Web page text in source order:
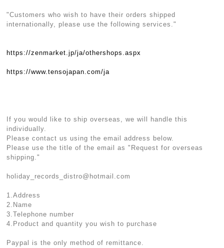
"Customers who wish to have their orders shipped
internationally, please use the following services."
https://zenmarket.jp/ja/othershops.aspx
https://www.tensojapan.com/ja
If you would like to ship overseas, we will handle this
individually.
Please contact us using the email address below.
Please use the title of the email as "Request for overseas
shipping."
holiday_records_distro@hotmail.com
1.Address
2.Name
3.Telephone number
4.Product and quantity you wish to purchase
Paypal is the only method of remittance.